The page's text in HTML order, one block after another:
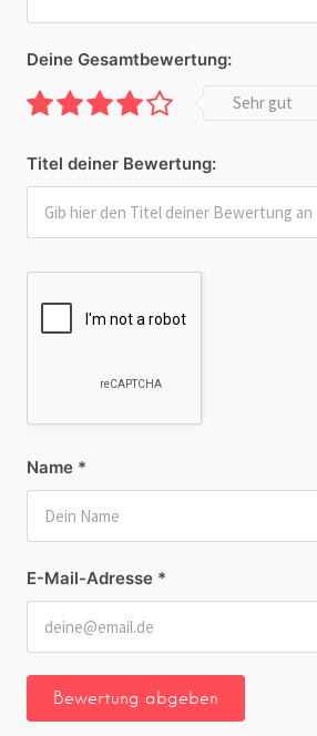
Name *
E-Mail-Adresse *
Deine Gesamtbewertung:
Sehr gut
Titel deiner Bewertung: